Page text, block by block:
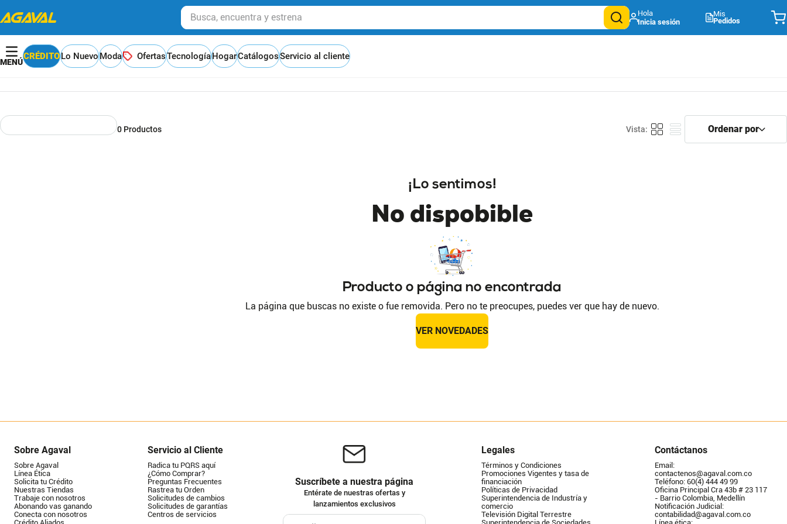
Busca, encuentra y estrena
Mis
Pedidos
CRÉDITOLo NuevoModa OfertasTecnologíaHogarCatálogosServicio al cliente
0 Productos
¡Lo sentimos!
No dispobible
Producto o página no encontrada
La página que buscas no existe o fue removida. Pero no te preocupes, puedes ver que hay de nuevo.
VER NOVEDADES
Sobre Agaval
Sobre Agaval
Línea Ética
Solicita tu Crédito
Nuestras Tiendas
Trabaje con nosotros
Abonando vas ganando
Conecta con nosotros
Servicio al Cliente
Radica tu PQRS aquí
¿Cómo Comprar?
Preguntas Frecuentes
Rastrea tu Orden
Solicitudes de cambios
Solicitudes de garantías
Centros de servicios
Suscríbete a nuestra página
Entérate de nuestras ofertas y
lanzamientos exclusivos
Legales
Términos y Condiciones
Promociones Vigentes y tasa de
financiación
Políticas de Privacidad
Superintendencia de Industría y
comercio
Televisión Digital Terrestre
Contáctanos
Email:
contactenos@agaval.com.co
Teléfono: 60(4) 444 49 99
Oficina Principal Cra 43b # 23 117
- Barrio Colombia, Medellín
Notificación Judicial:
contabilidad@agaval.com.co